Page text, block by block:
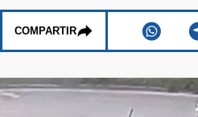
COMPARTIR